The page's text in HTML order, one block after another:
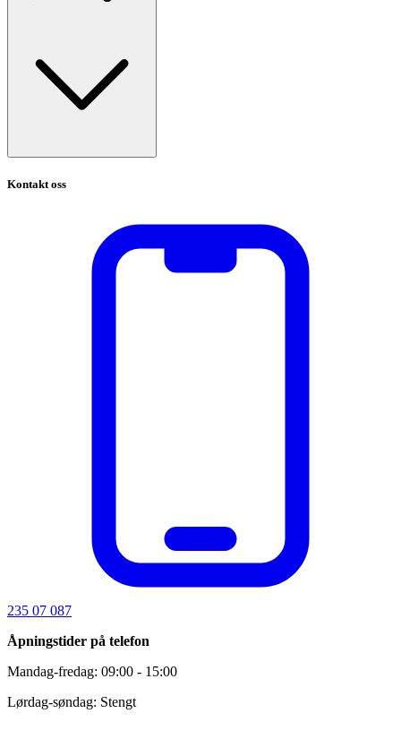
Kontakt oss
235 07 087
Åpningstider på telefon
Mandag-fredag: 09:00 - 15:00
Lørdag-søndag: Stengt